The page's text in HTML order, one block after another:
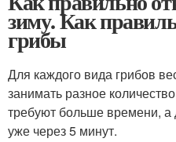
зиму. Как
грибы
Для каждого вида грибов
занимать разное
требуют больше времени, а
уже через 5 минут.